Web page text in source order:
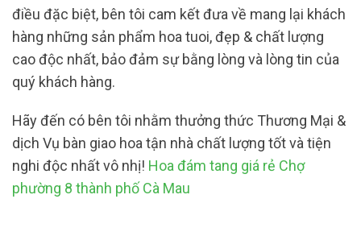
điều đặc biệt, bên tôi cam kết đưa về mang lại khách
hàng những sản phẩm hoa tuoi, đẹp & chất lượng
cao độc nhất, bảo đảm sự bằng lòng và lòng tin của
quý khách hàng.
Hãy đến có bên tôi nhằm thưởng thức Thương Mại &
dịch Vụ bàn giao hoa tận nhà chất lượng tốt và tiện
nghi độc nhất vô nhị! Hoa đám tang giá rẻ Chợ
phường 8 thành phố Cà Mau